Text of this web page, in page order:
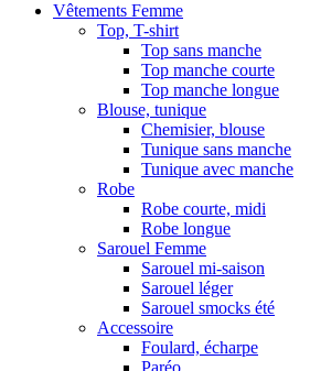
Vêtements Femme
Top, T-shirt
Top sans manche
Top manche courte
Top manche longue
Blouse, tunique
Chemisier, blouse
Tunique sans manche
Tunique avec manche
Robe
Robe courte, midi
Robe longue
Sarouel Femme
Sarouel mi-saison
Sarouel léger
Sarouel smocks été
Accessoire
Foulard, écharpe
Paréo